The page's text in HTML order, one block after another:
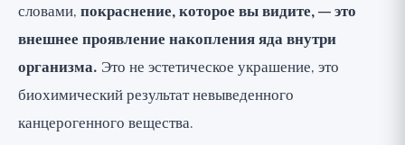
словами, покраснение, которое вы видите, — это
внешнее проявление накопления яда внутри
организма. Это не эстетическое украшение, это
биохимический результат невыведенного
канцерогенного вещества.